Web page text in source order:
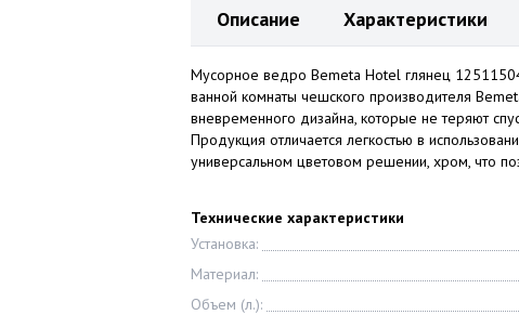
Описание Характеристики
Мусорное ведро Bemeta Hotel глянец
ванной комнаты чешского производителя
вневременного дизайна, которые не теряют
Продукция отличается легкостью в
универсальном цветовом решении, хром, что
Технические характеристики
Установка:
Материал:
Объем (л.):